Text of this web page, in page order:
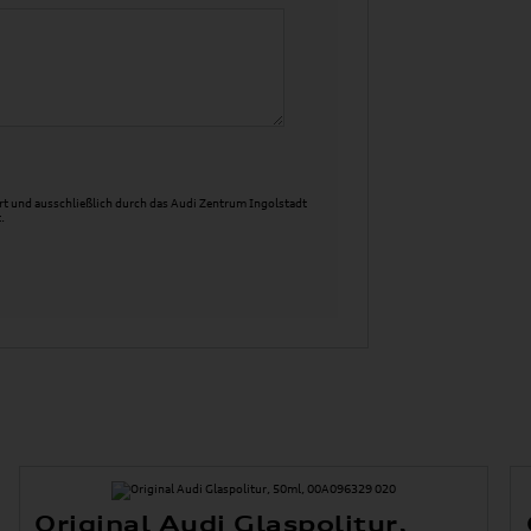
und ausschließlich durch das Audi Zentrum Ingolstadt
Original Audi Glaspolitur,